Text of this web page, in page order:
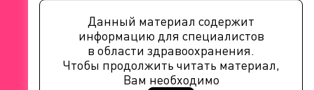
Данный материал содержит
информацию для специалистов
в области здравоохранения.
Чтобы продолжить читать материал,
Вам необходимо